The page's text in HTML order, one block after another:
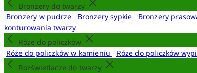
Bronzery do twarzy
Bronzery w pudrze
Bronzery sypkie Bronzery
konturowania twarzy
Róże do policzków
Róże do policzków w kamieniu
Róże do policzków
Rozświetlacze do twarzy